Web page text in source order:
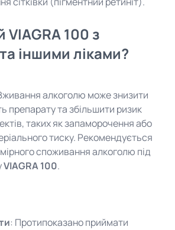
VIAGRA 100 з
іншими ліками?
алкоголю може знизити
препарату та збільшити ризик
таких як запаморочення або
тиску. Рекомендується
споживання алкоголю під
VIAGRA 100.
: Протипоказано приймати